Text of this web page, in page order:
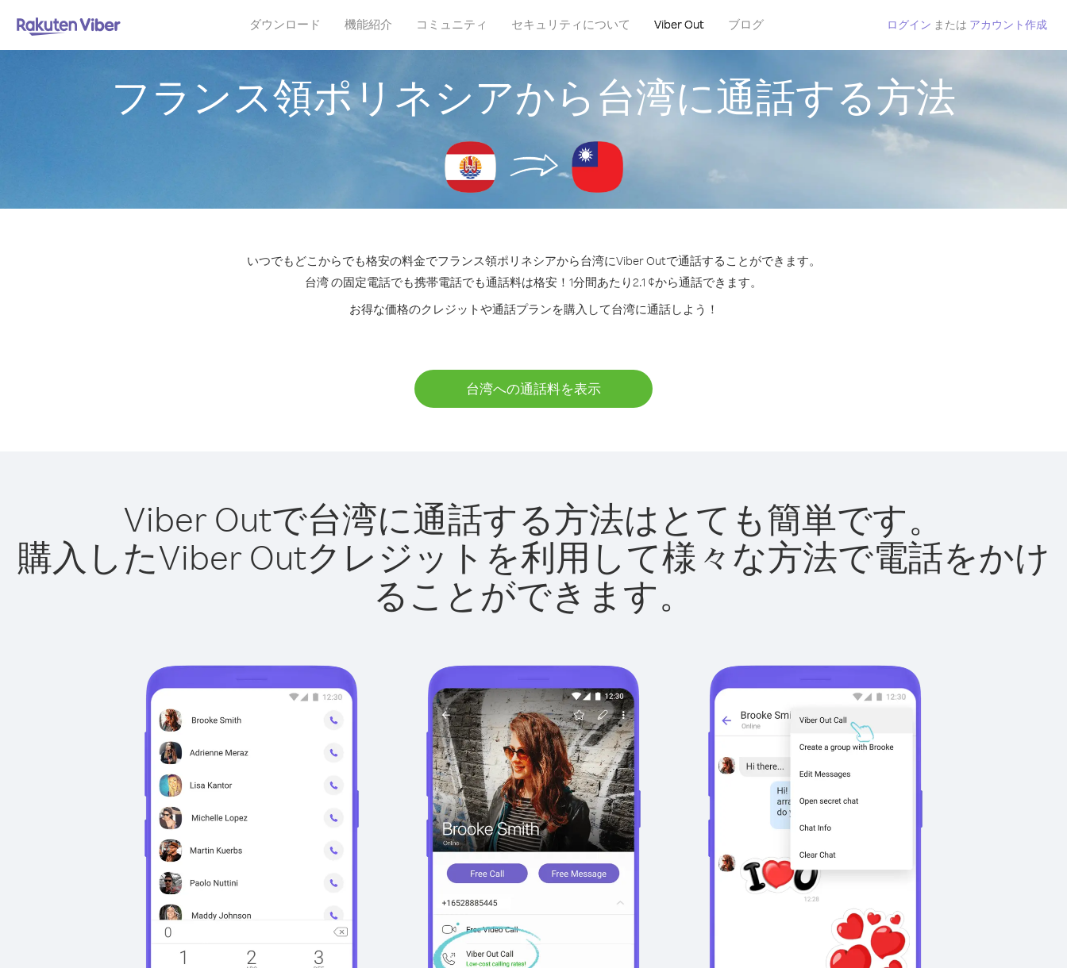
ダウンロード 機能紹介 コミュニティ セキュリティについて Viber Out ブログ ログイン または アカウント作成
フランス領ポリネシアから台湾に通話する方法
いつでもどこからでも格安の料金でフランス領ポリネシアから台湾にViber Outで通話することができます。
台湾 の固定電話でも携帯電話でも通話料は格安！1分間あたり2.1 ¢から通話できます。
お得な価格のクレジットや通話プランを購入して台湾に通話しよう！
台湾への通話料を表示
Viber Outで台湾に通話する方法はとても簡単です。
購入したViber Outクレジットを利用して様々な方法で電話をかけ
ることができます。